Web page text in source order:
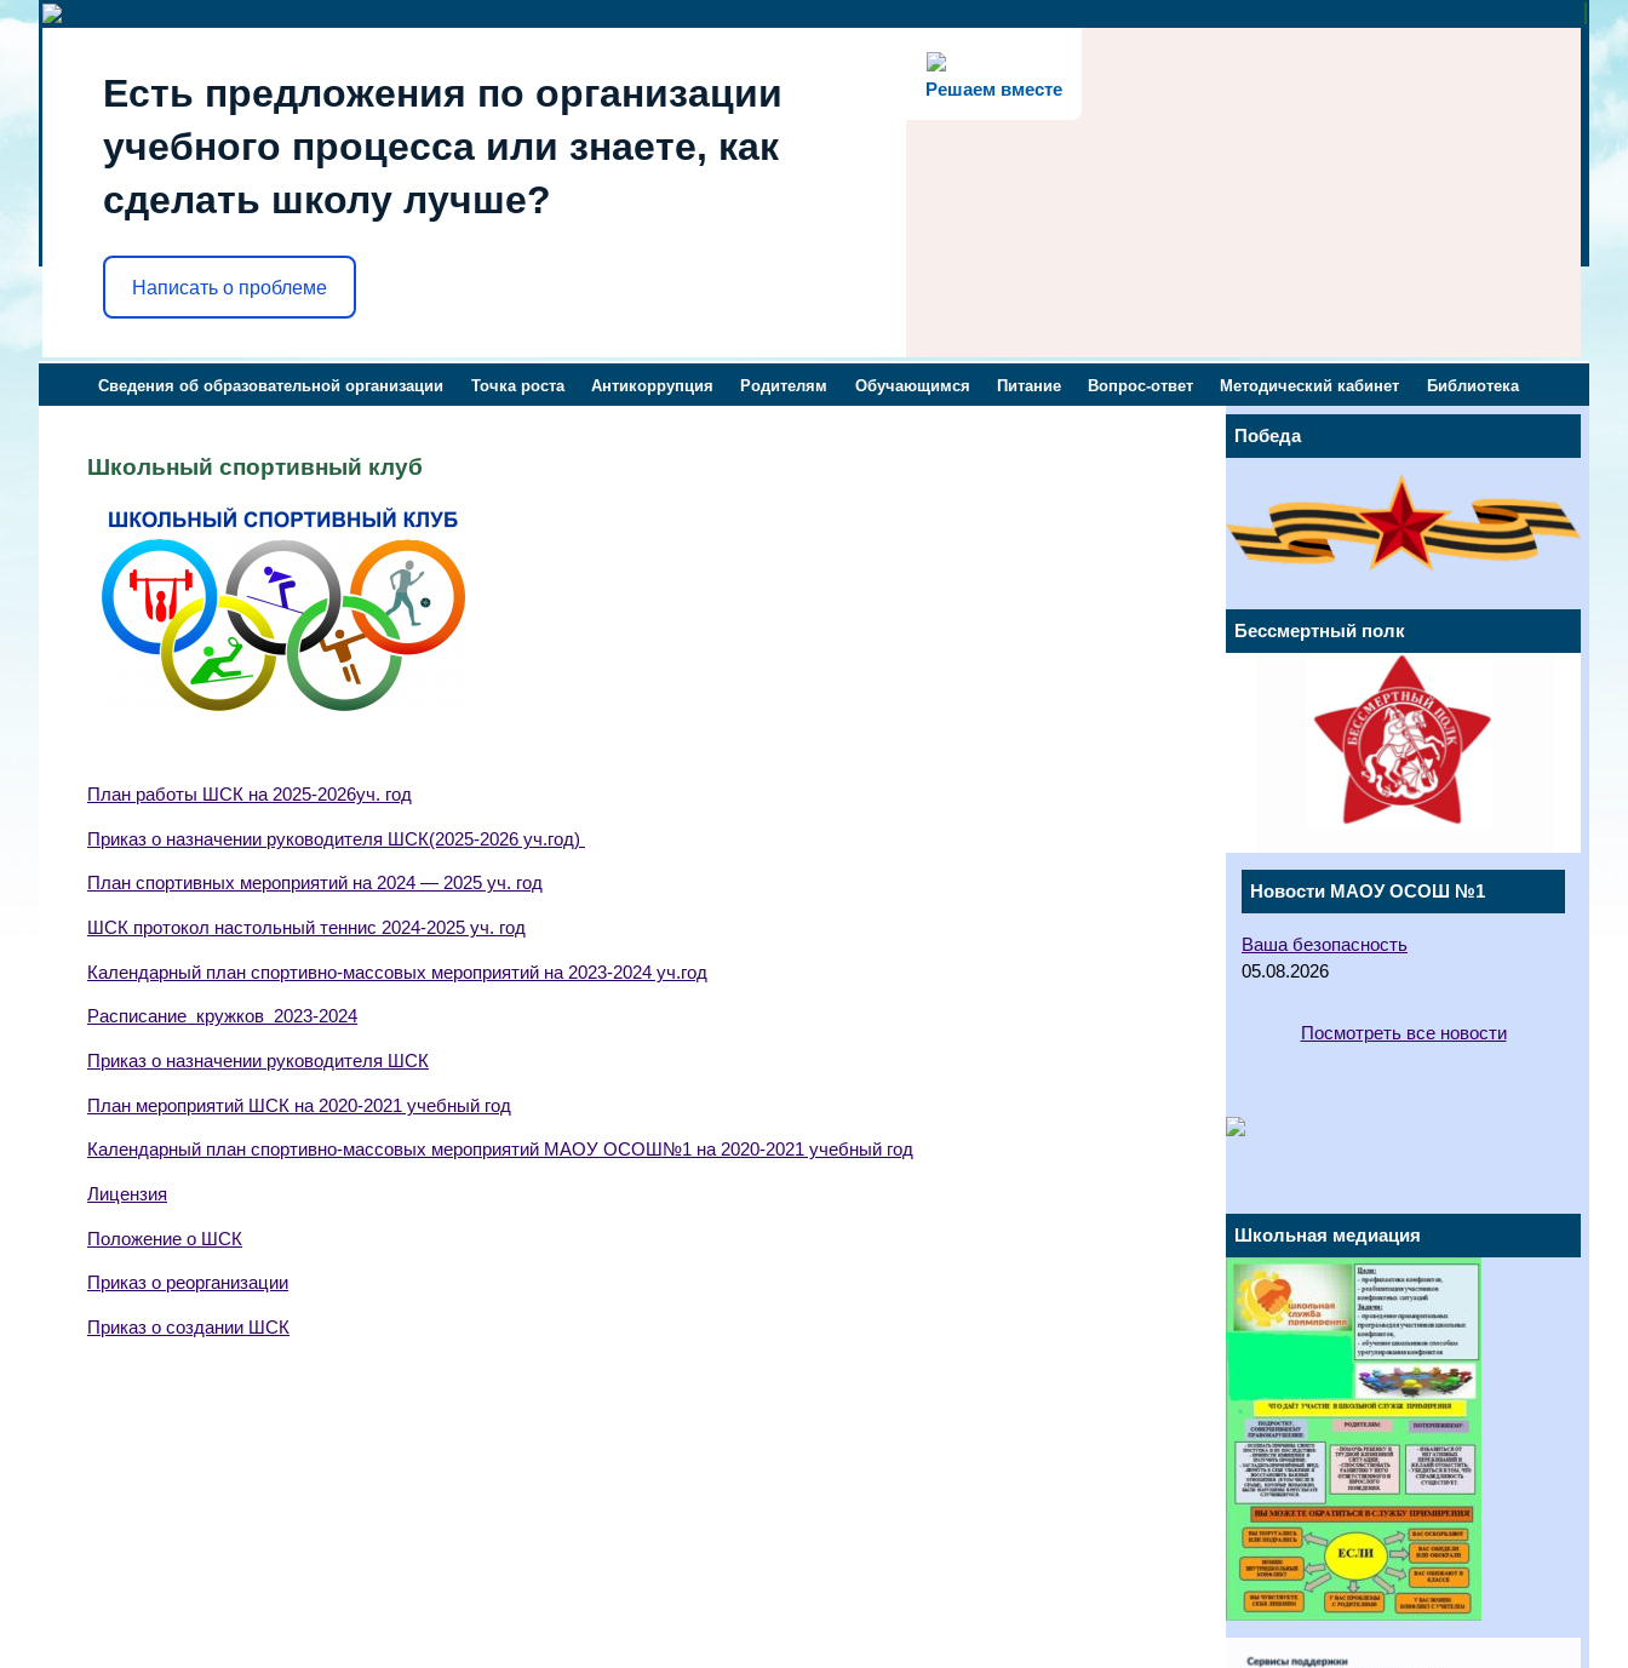
Решаем вместе
Есть предложения по организации
учебного процесса или знаете, как
сделать школу лучше?
Написать о проблеме
Сведения об образовательной организации Точка роста Антикоррупция Родителям Обучающимся Питание Вопрос-ответ Методический кабинет Библиотека
Победа
Бессмертный полк
Новости МАОУ ОСОШ №1
Ваша безопасность
05.08.2026
Посмотреть все новости
Школьная медиация
Школьный спортивный клуб
План работы ШСК на 2025-2026уч. год
Приказ о назначении руководителя ШСК(2025-2026 уч.год)
План спортивных мероприятий на 2024 — 2025 уч. год
ШСК протокол настольный теннис 2024-2025 уч. год
Календарный план спортивно-массовых мероприятий на 2023-2024 уч.год
Расписание кружков 2023-2024
Приказ о назначении руководителя ШСК
План мероприятий ШСК на 2020-2021 учебный год
Календарный план спортивно-массовых мероприятий МАОУ ОСОШ№1 на 2020-2021 учебный год
Лицензия
Положение о ШСК
Приказ о реорганизации
Приказ о создании ШСК